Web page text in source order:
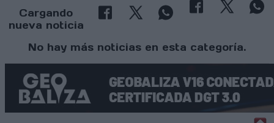
Cargando
nueva noticia
No hay más noticias en esta categoría.